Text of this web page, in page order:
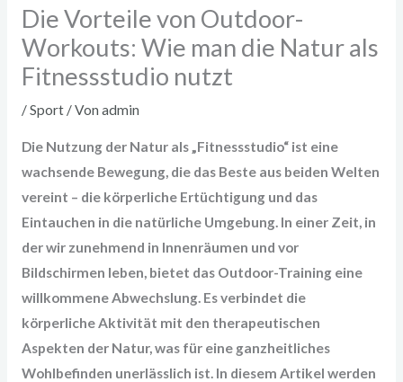
Die Vorteile von Outdoor-
Workouts: Wie man die Natur als
Fitnessstudio nutzt
/Sport/ Von admin
Die Nutzung der Natur als „Fitnessstudio“ ist eine
wachsende Bewegung, die das Beste aus beiden Welten
vereint – die körperliche Ertüchtigung und das
Eintauchen in die natürliche Umgebung. In einer Zeit, in
der wir zunehmend in Innenräumen und vor
Bildschirmen leben, bietet das Outdoor-Training eine
willkommene Abwechslung. Es verbindet die
körperliche Aktivität mit den therapeutischen
Aspekten der Natur, was für eine ganzheitliches
Wohlbefinden unerlässlich ist. In diesem Artikel werden